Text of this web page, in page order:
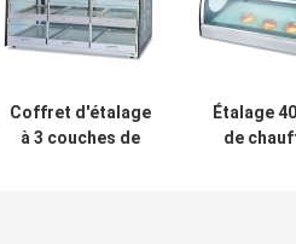
Coffret d'étalage
à 3 couches de
Étalage
de